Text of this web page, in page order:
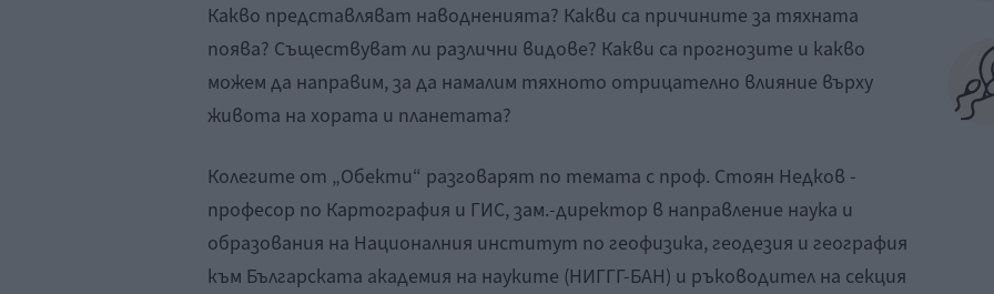
Какво представляват наводненията? Какви са причините за тяхната
поява? Съществуват ли различни видове? Какви са прогнозите и какво
можем да направим, за да намалим тяхното отрицателно влияние върху
живота на хората и планетата?
Колегите от „Обекти“ разговарят по темата с проф. Стоян Недков -
професор по Картография и ГИС, зам.-директор в направление наука и
образования на Националния институт по геофизика, геодезия и география
към Българската академия на науките (НИГГГ-БАН) и ръководител на секция